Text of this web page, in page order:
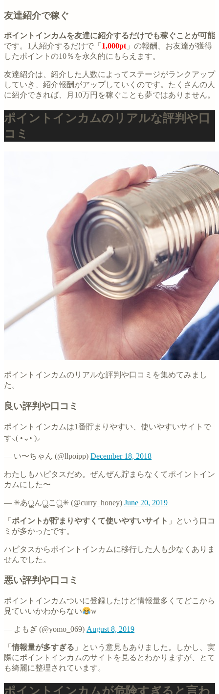
友達紹介で稼ぐ
ポイントインカムを友達に紹介するだけでも稼ぐことが可能
です。1人紹介するだけで「 1,000pt 」の報酬、お友達が獲得
したポイントの10％を永久的にもらえます。
友達紹介は、紹介した人数によってステージがランクアップ
していき、紹介報酬がアップしていくのです。たくさんの人
に紹介できれば、月10万円を稼ぐことも夢ではありません。
ポイントインカムのリアルな評判や口
コミ
ポイントインカムのリアルな評判や口コミを集めてみまし
た。
良い評判や口コミ
ポイントインカムは1番貯まりやすい、使いやすいサイトで
す⸜( •⌄• )⸝
— い〜ちゃん (@llpoipp) December 18, 2018
わたしもハピタスだめ。ぜんぜん貯まらなくてポイントイン
カムにした〜
— ✳︎あൢんൢこൢ✳︎ (@curry_honey) June 20, 2019
「 ポイントが貯まりやすくて使いやすいサイト 」という口コ
ミが多かったです。
ハピタスからポイントインカムに移行した人も少なくありま
せんでした。
悪い評判や口コミ
ポイントインカムついに登録したけど情報量多くてどこから
見ていいかわからない
w
— よもぎ (@yomo_069) August 8, 2019
「情報量が多すぎる 」という意見もありました。しかし、実
際にポイントインカムのサイトを見るとわかりますが、とて
も綺麗に整理されています。
ポイントインカムが危険すぎると言わ